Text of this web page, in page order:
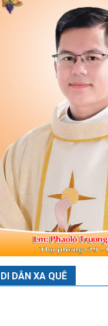
DI DÂN XA QUÊ